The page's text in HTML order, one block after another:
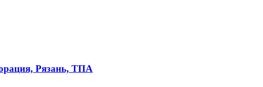
Рязань, ТПА